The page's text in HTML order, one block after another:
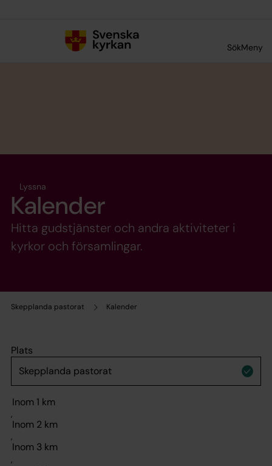
SökMeny
Skepplanda pastorat Kalender
Lyssna
Kalender
Hitta gudstjänster och andra aktiviteter i
kyrkor och församlingar.
Plats
,
,
,